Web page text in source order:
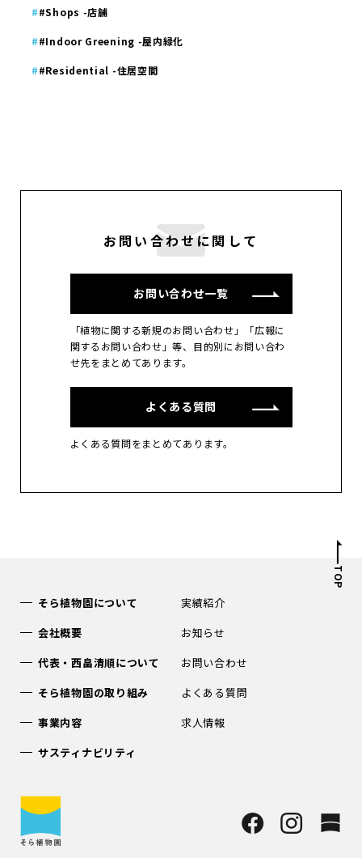
#Shops -店舗
#Indoor Greening -屋内緑化
#Residential -住居空間
お問い合わせに関して
お問い合わせ一覧
「植物に関する新規のお問い合わせ」「広報に
関するお問い合わせ」等、目的別にお問い合わ
せ先をまとめてあります。
よくある質問
よくある質問をまとめてあります。
TOP
そら植物園について
会社概要
代表・西畠清順について
そら植物園の取り組み
事業内容
サスティナビリティ
実績紹介
お知らせ
お問い合わせ
よくある質問
求人情報